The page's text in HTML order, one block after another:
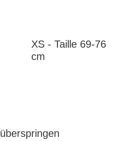
XS - Taille 69-76
cm
überspringen